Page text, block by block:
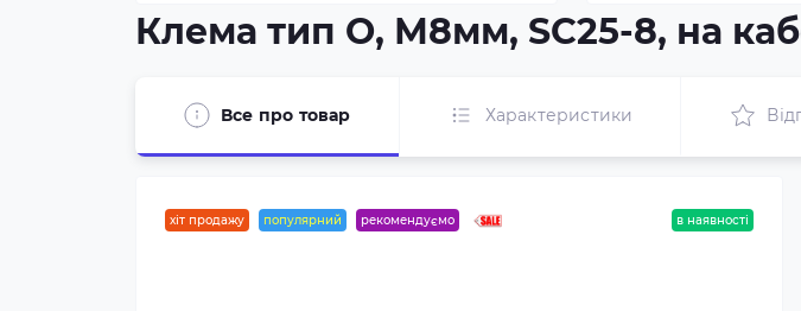
Клема тип О, М8мм, SC25-8, на
Все про товар Характеристики
хіт продажу популярний рекомендуємо в наявності